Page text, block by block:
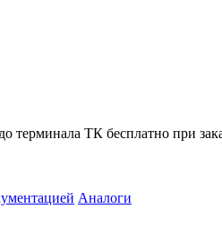
терминала ТК бесплатно при
Аналоги